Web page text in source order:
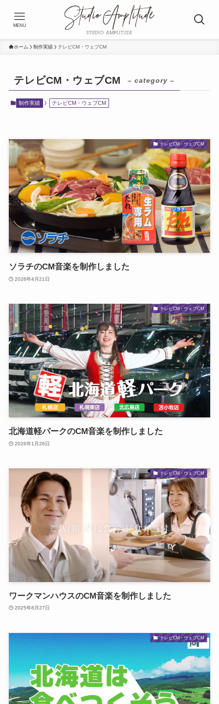
MENU
ホーム 制作実績 テレビCM・ウェブCM
テレビCM・ウェブCM – category –
制作実績 テレビCM・ウェブCM
テレビCM・ウェブCM
ソラチのCM音楽を制作しました
2026年4月21日
テレビCM・ウェブCM
北海道軽パークのCM音楽を制作しました
2026年1月26日
テレビCM・ウェブCM
ワークマンハウスのCM音楽を制作しました
2025年8月27日
テレビCM・ウェブCM